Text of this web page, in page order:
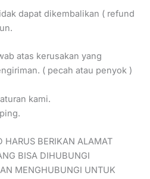
dapat dikembalikan ( refund
atas kerusakan yang
( pecah atau penyok )
kami.
HARUS BERIKAN ALAMAT
BISA DIHUBUNGI
MENGHUBUNGI UNTUK